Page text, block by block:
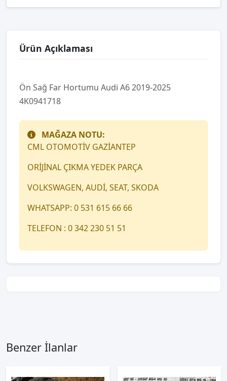
Ürün Açıklaması
Ön Sağ Far Hortumu Audi A6 2019-2025
4K0941718
MAĞAZA NOTU:
CML OTOMOTİV GAZİANTEP
ORİJİNAL ÇIKMA YEDEK PARÇA
VOLKSWAGEN, AUDİ, SEAT, SKODA
WHATSAPP: 0 531 615 66 66
TELEFON : 0 342 230 51 51
Benzer İlanlar